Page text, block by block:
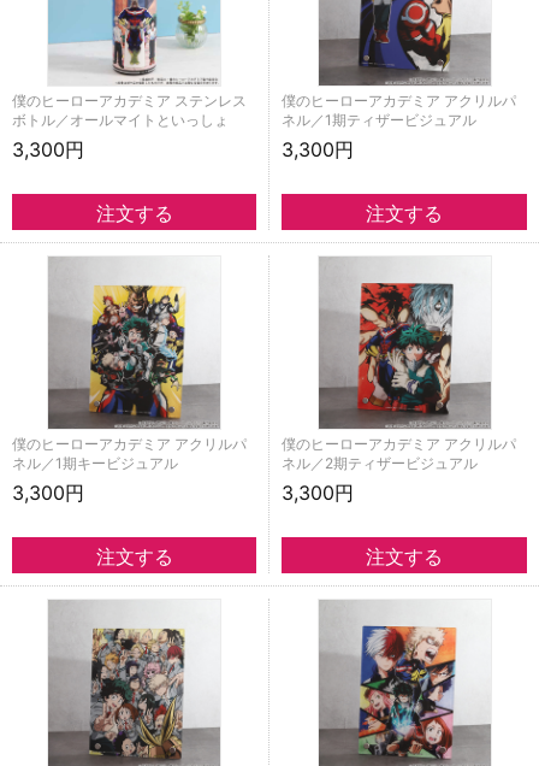
僕のヒーローアカデミア ステンレス
ボトル／オールマイトといっしょ
3,300円
僕のヒーローアカデミア アクリルパ
ネル／1期ティザービジュアル
3,300円
僕のヒーローアカデミア アクリルパ
ネル／1期キービジュアル
3,300円
僕のヒーローアカデミア アクリルパ
ネル／2期ティザービジュアル
3,300円